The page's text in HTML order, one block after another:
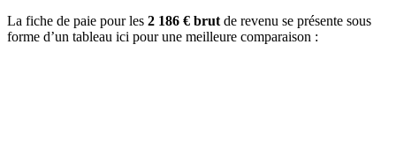
La fiche de paie pour les 2 186 € brut de revenu se présente sous
forme d’un tableau ici pour une meilleure comparaison :